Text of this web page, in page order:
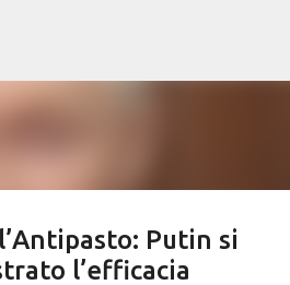
Putin si
l’efficacia